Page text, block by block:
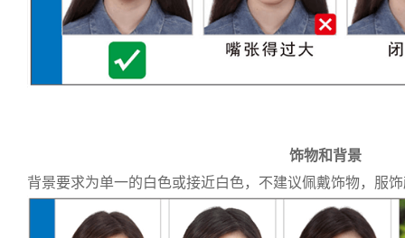
饰物和背景
背景要求为单一的白色或接近白色，不建议佩戴饰物，服